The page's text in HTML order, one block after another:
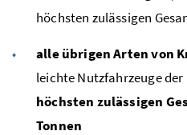
höchsten zulässigen
alle übrigen Arten von
leichte Nutzfahrzeuge der
höchsten zulässigen
Tonnen